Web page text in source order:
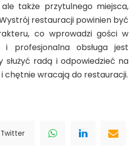
także przytulnego miejsca,
restauracji powinien być
co wprowadzi gości w
i profesjonalna obsługa jest
służyć radą i odpowiedzieć na
chętnie wracają do restauracji.